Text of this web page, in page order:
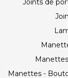
Joints de
Manettes -